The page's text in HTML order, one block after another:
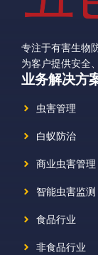
专注于有害生物
为客户提供安全
业务解决方
虫害管理
白蚁防治
商业虫害管理
智能虫害监测
食品行业
非食品行业